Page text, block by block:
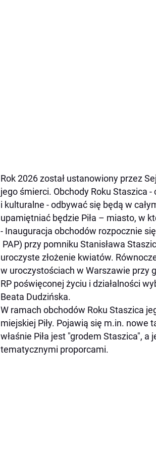
Rok 2026 został ustanowiony przez
jego śmierci. Obchody Roku Staszica
i kulturalne - odbywać się będą w
upamiętniać będzie Piła – miasto, w
- Inauguracja obchodów rozpocznie
PAP) przy pomniku Stanisława
uroczyste złożenie kwiatów.
w uroczystościach w Warszawie przy
RP poświęconej życiu i działalności
Beata Dudzińska.
W ramach obchodów Roku Staszica
miejskiej Piły. Pojawią się m.in.
właśnie Piła jest "grodem Staszica",
tematycznymi proporcami.